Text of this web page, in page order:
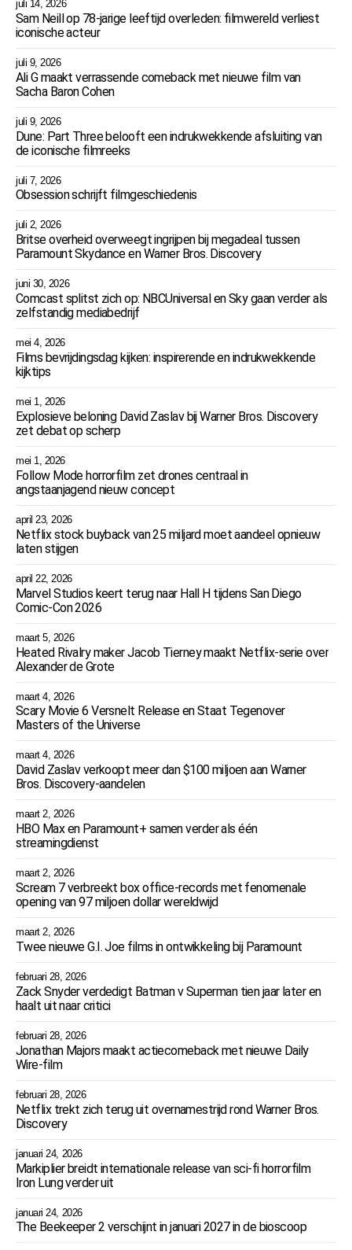
juli 14, 2026
Sam Neill op 78-jarige leeftijd overleden: filmwereld verliest
iconische acteur
juli 9, 2026
Ali G maakt verrassende comeback met nieuwe film van
Sacha Baron Cohen
juli 9, 2026
Dune: Part Three belooft een indrukwekkende afsluiting van
de iconische filmreeks
juli 7, 2026
Obsession schrijft filmgeschiedenis
juli 2, 2026
Britse overheid overweegt ingrijpen bij megadeal tussen
Paramount Skydance en Warner Bros. Discovery
juni 30, 2026
Comcast splitst zich op: NBCUniversal en Sky gaan verder als
zelfstandig mediabedrijf
mei 4, 2026
Films bevrijdingsdag kijken: inspirerende en indrukwekkende
kijktips
mei 1, 2026
Explosieve beloning David Zaslav bij Warner Bros. Discovery
zet debat op scherp
mei 1, 2026
Follow Mode horrorfilm zet drones centraal in
angstaanjagend nieuw concept
april 23, 2026
Netflix stock buyback van 25 miljard moet aandeel opnieuw
laten stijgen
april 22, 2026
Marvel Studios keert terug naar Hall H tijdens San Diego
Comic-Con 2026
maart 5, 2026
Heated Rivalry maker Jacob Tierney maakt Netflix-serie over
Alexander de Grote
maart 4, 2026
Scary Movie 6 Versnelt Release en Staat Tegenover
Masters of the Universe
maart 4, 2026
David Zaslav verkoopt meer dan $100 miljoen aan Warner
Bros. Discovery-aandelen
maart 2, 2026
HBO Max en Paramount+ samen verder als één
streamingdienst
maart 2, 2026
Scream 7 verbreekt box office-records met fenomenale
opening van 97 miljoen dollar wereldwijd
maart 2, 2026
Twee nieuwe G.I. Joe films in ontwikkeling bij Paramount
februari 28, 2026
Zack Snyder verdedigt Batman v Superman tien jaar later en
haalt uit naar critici
februari 28, 2026
Jonathan Majors maakt actiecomeback met nieuwe Daily
Wire-film
februari 28, 2026
Netflix trekt zich terug uit overnamestrijd rond Warner Bros.
Discovery
januari 24, 2026
Markiplier breidt internationale release van sci-fi horrorfilm
Iron Lung verder uit
januari 24, 2026
The Beekeeper 2 verschijnt in januari 2027 in de bioscoop